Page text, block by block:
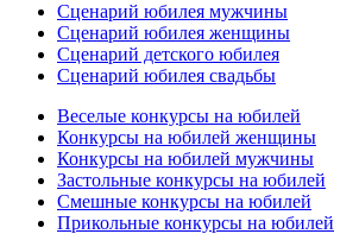
Сценарий юбилея мужчины
Сценарий юбилея женщины
Сценарий детского юбилея
Сценарий юбилея свадьбы
Веселые конкурсы на юбилей
Конкурсы на юбилей женщины
Конкурсы на юбилей мужчины
Застольные конкурсы на юбилей
Смешные конкурсы на юбилей
Прикольные конкурсы на юбилей